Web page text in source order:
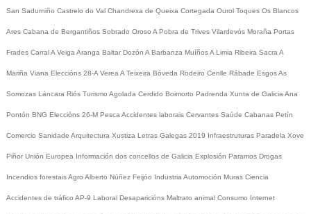
San Sadurniño Castrelo do Val Chandrexa de Queixa Cortegada Ourol Toques Os Blancos
Ares Cabana de Bergantiños Sobrado Oroso A Pobra de Trives Vilardevós Moraña Portas
Frades CarralA Veiga Aranga Baltar Dozón A Barbanza MuíñosA Limia Ribeira Sacra A
Mariña Viana Eleccións 28-A Verea A Teixeira Bóveda Rodeiro Cenlle Rábade EsgosAs
Somozas Láncara Riós Turismo Agolada Cerdido Boimorto Padrenda Xunta de Galicia Ana
Pontón BNG Eleccións 26-M Pesca Accidentes laborais Cervantes Saúde Cabanas Petín
Comercio Sanidade Arquitectura Xustiza Letras Galegas 2019 Infraestruturas Paradela Xove
Piñor Unión Europea Información dos concellos de Galicia Explosión Paramos Drogas
Incendios forestaisAgro Alberto Núñez Feijóo Industria Automoción Muras Ciencia
Accidentes de tráfico AP-9 Laboral Desaparicións Maltrato animal Consumo Internet